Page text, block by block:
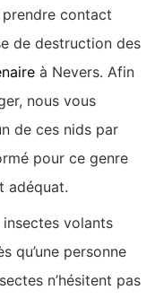
prendre contact
de destruction des
à Nevers. Afin
nous vous
de ces nids par
pour ce genre
adéquat.
volants
qu’une personne
n’hésitent pas